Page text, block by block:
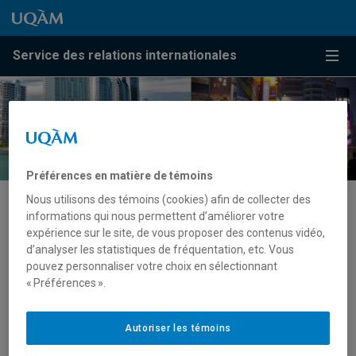
Passer au contenu
Accéder au menu principal
Accéder à la recherche
Passer au contenu
Accéder au menu principal
Service des relations internationales
Menu
Délégations en visite
Vous désirez visiter l’UQAM ?Écrivez-nous!
vous mettre en contact avec nos administrateurs et
professeurs, selon vos besoins.
Préférences en matière de témoins
Nous utilisons des témoins (cookies) afin de collecter des
informations qui nous permettent d’améliorer votre
expérience sur le site, de vous proposer des contenus vidéo,
d’analyser les statistiques de fréquentation, etc. Vous
pouvez personnaliser votre choix en sélectionnant
« Préférences ».
Autoriser les témoins